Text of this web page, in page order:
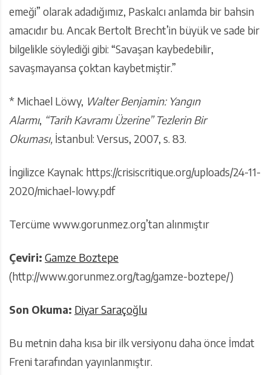
emeği” olarak adadığımız, Paskalcı anlamda bir bahsin
amacıdır bu. Ancak Bertolt Brecht’in büyük ve sade bir
bilgelikle söylediği gibi: “Savaşan kaybedebilir,
savaşmayansa çoktan kaybetmiştir.”
* Michael Löwy, Walter Benjamin: Yangın
Alarmı, “Tarih Kavramı Üzerine” Tezlerin Bir
Okuması, İstanbul: Versus, 2007, s. 83.
İngilizce Kaynak: https://crisiscritique.org/uploads/24-11-
2020/michael-lowy.pdf
Tercüme www.gorunmez.org’tan alınmıştır
Çeviri: Gamze Boztepe
(http://www.gorunmez.org/tag/gamze-boztepe/)
Son Okuma: Diyar Saraçoğlu
Bu metnin daha kısa bir ilk versiyonu daha önce İmdat
Freni tarafından yayınlanmıştır.